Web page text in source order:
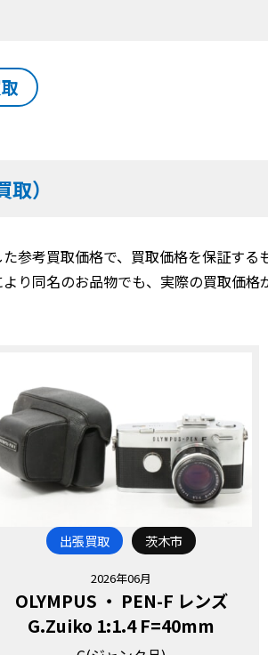
）
参考買取価格で、買取価格を保証する
り同名のお品物でも、実際の買取価
出張買取 茨木市
2026年06月
OLYMPUS ・ PEN-F レンズ
G.Zuiko 1:1.4 F=40mm